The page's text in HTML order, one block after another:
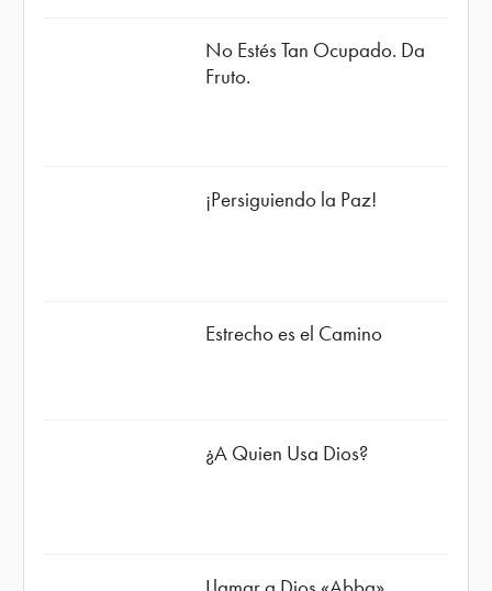
No Estés Tan Ocupado. Da
Fruto.
¡Persiguiendo la Paz!
Estrecho es el Camino
¿A Quien Usa Dios?